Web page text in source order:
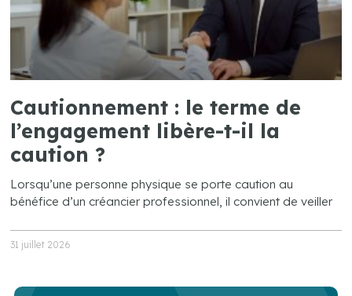
Cautionnement : le terme de
l’engagement libère-t-il la
caution ?
Lorsqu’une personne physique se porte caution au
bénéfice d’un créancier professionnel, il convient de veiller
31 juillet 2026